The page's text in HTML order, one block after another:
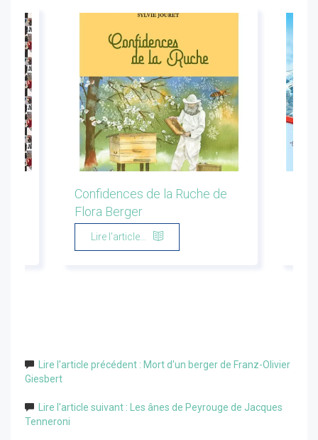
Confidences de la Ruche de
Flora Berger
Lire l'article...
Lire l'article précédent : Mort d'un berger de Franz-Olivier
Giesbert
Lire l'article suivant : Les ânes de Peyrouge de Jacques
Tenneroni